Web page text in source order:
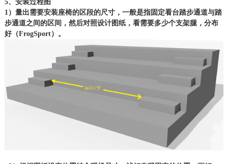
5、安装过程图
1）量出需要安装座椅的区段的尺寸，一般是指固定看台踏步通道与踏
步通道之间的区间，然后对照设计图纸，看需要多少个支架腿，分布
好（FrogSport）。